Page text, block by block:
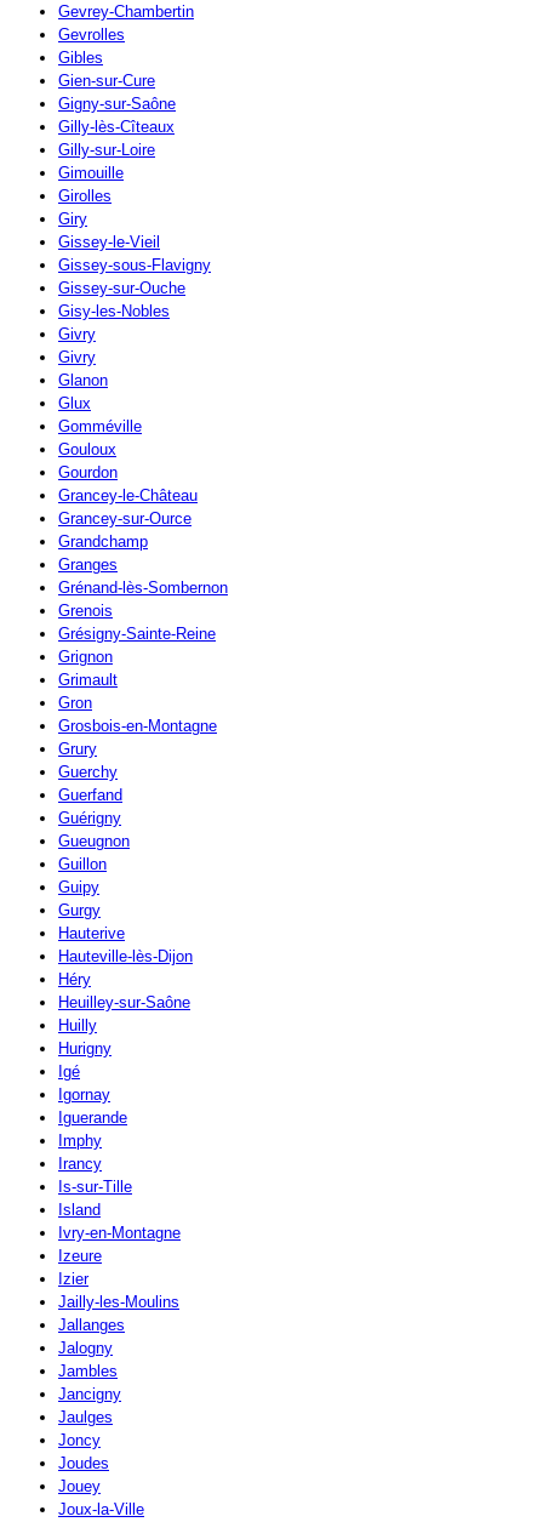
Gevrey-Chambertin
Gevrolles
Gibles
Gien-sur-Cure
Gigny-sur-Saône
Gilly-lès-Cîteaux
Gilly-sur-Loire
Gimouille
Girolles
Giry
Gissey-le-Vieil
Gissey-sous-Flavigny
Gissey-sur-Ouche
Gisy-les-Nobles
Givry
Givry
Glanon
Glux
Gomméville
Gouloux
Gourdon
Grancey-le-Château
Grancey-sur-Ource
Grandchamp
Granges
Grénand-lès-Sombernon
Grenois
Grésigny-Sainte-Reine
Grignon
Grimault
Gron
Grosbois-en-Montagne
Grury
Guerchy
Guerfand
Guérigny
Gueugnon
Guillon
Guipy
Gurgy
Hauterive
Hauteville-lès-Dijon
Héry
Heuilley-sur-Saône
Huilly
Hurigny
Igé
Igornay
Iguerande
Imphy
Irancy
Is-sur-Tille
Island
Ivry-en-Montagne
Izeure
Izier
Jailly-les-Moulins
Jallanges
Jalogny
Jambles
Jancigny
Jaulges
Joncy
Joudes
Jouey
Joux-la-Ville